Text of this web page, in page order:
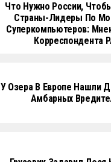
Что Нужно России,
Страны-Лидеры По
Суперкомпьютеров:
Корреспондента
У Озера В Европе Нашли
Амбарных